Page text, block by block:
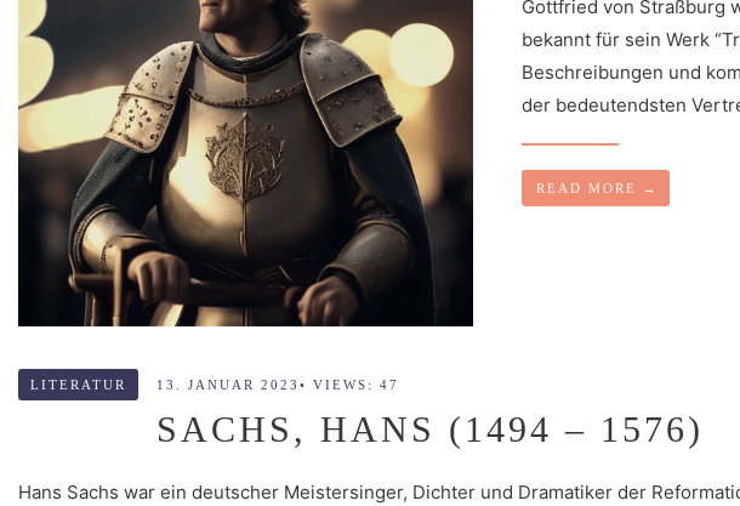
Gottfried von Straßburg
bekannt für sein Werk
Beschreibungen und
der bedeutendsten
READ MORE →
LITERATUR 13. JANUAR 2023 • VIEWS: 47
SACHS, HANS (1494 – 1576)
Hans Sachs war ein deutscher Meistersinger, Dichter und Dramatiker der